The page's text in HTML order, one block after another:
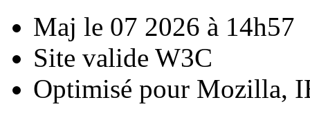
Maj le 07 2026 à 14h57
Site valide W3C
Optimisé pour Mozilla,